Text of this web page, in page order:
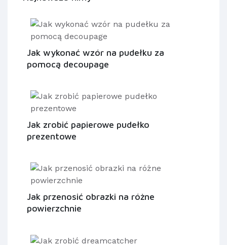
Jak wykonać wzór na pudełku za
pomocą decoupage
Jak zrobić papierowe pudełko
prezentowe
Jak przenosić obrazki na różne
powierzchnie